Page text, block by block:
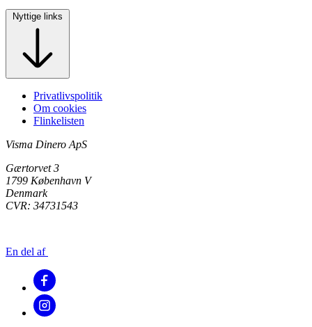
Nyttige links
Privatlivspolitik
Om cookies
Flinkelisten
Visma Dinero ApS
Gærtorvet 3
1799 København V
Denmark
CVR: 34731543
En del af